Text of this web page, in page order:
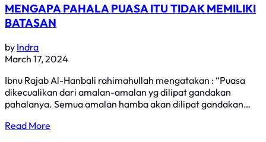
MENGAPA PAHALA PUASA ITU TIDAK MEMILIKI
BATASAN
by Indra
March 17, 2024
Ibnu Rajab Al-Hanbali rahimahullah mengatakan : “Puasa
dikecualikan dari amalan-amalan yg dilipat gandakan
pahalanya. Semua amalan hamba akan dilipat gandakan…
Read More